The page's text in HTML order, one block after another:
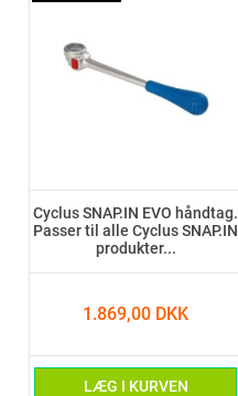
Cyclus SNAP.IN EVO håndtag.
Passer til alle Cyclus SNAP.IN
produkter...
1.869,00 DKK
LÆG I KURVEN